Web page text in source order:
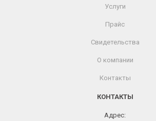
Услуги
Прайс
Свидетельства
О компании
Контакты
КОНТАКТЫ
Адрес: